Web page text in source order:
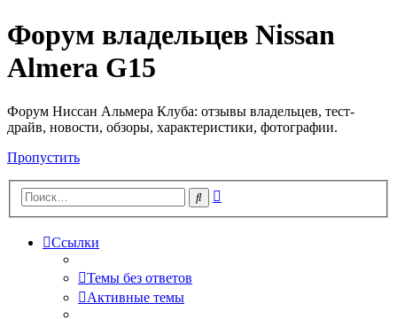
Форум владельцев Nissan
Almera G15
Форум Ниссан Альмера Клуба: отзывы владельцев, тест-
драйв, новости, обзоры, характеристики, фотографии.
Пропустить
Поиск
Ссылки
Темы без ответов
Активные темы